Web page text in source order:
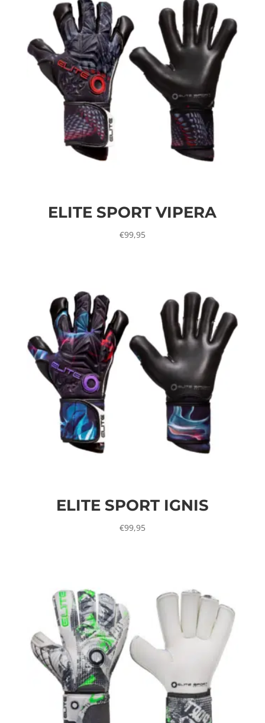
ELITE SPORT VIPERA
€99,95
ELITE SPORT IGNIS
€99,95